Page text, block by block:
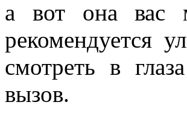
а вот она вас
рекомендуется
смотреть в
вызов.